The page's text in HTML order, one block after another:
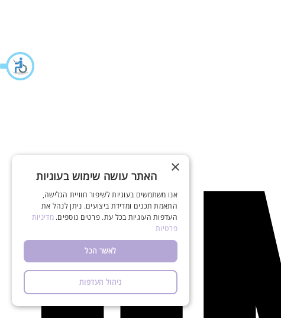
× האתר עושה שימוש בעוגיות
אנו משתמשים בעוגיות לשיפור חוויית הגלישה,
התאמת תכנים ומדידת ביצועים. ניתן לנהל את
העדפות העוגיות בכל עת. פרטים נוספים.מדיניות
פרטיות
לאשר הכל
ניהול העדפות